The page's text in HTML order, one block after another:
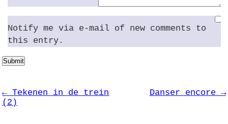
Notify me via e-mail of new comments to
this entry.
Submit
← Tekenen in de trein
(2)
Danser encore →